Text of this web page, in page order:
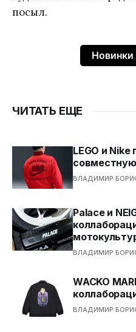
посыл.
Новинки
ЧИТАТЬ ЕЩЕ
LEGO и
ВЛАДИМИР
Palace и
ВЛАДИМИР
WACKO
ВЛАДИМИР